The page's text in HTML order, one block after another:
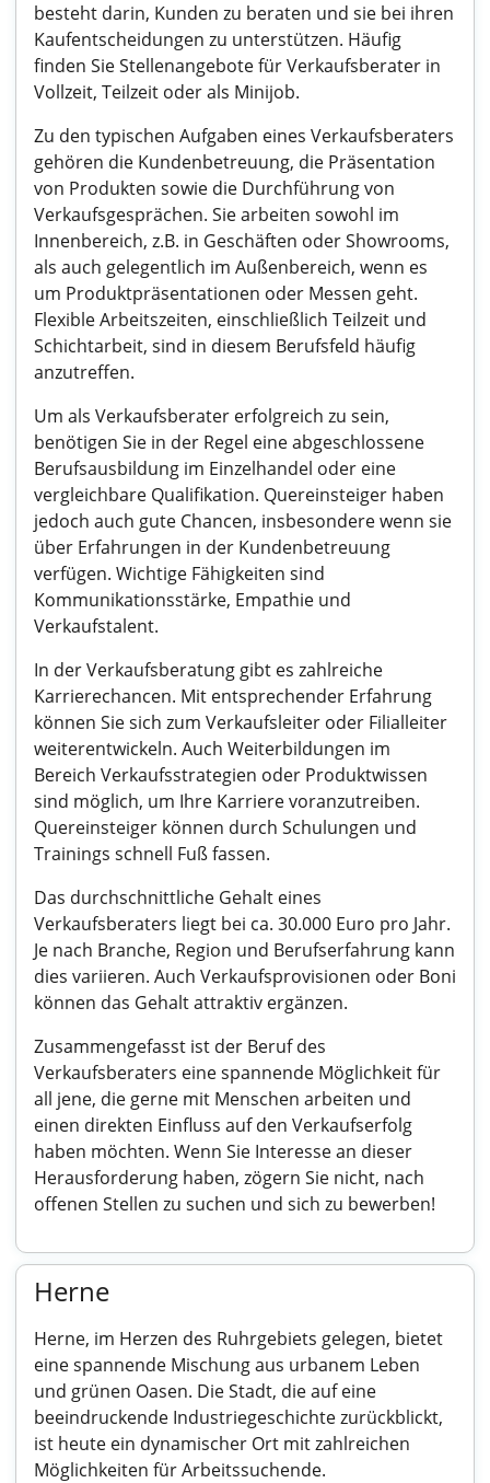
besteht darin, Kunden zu beraten und sie bei ihren
Kaufentscheidungen zu unterstützen. Häufig
finden Sie Stellenangebote für Verkaufsberater in
Vollzeit, Teilzeit oder als Minijob.
Zu den typischen Aufgaben eines Verkaufsberaters
gehören die Kundenbetreuung, die Präsentation
von Produkten sowie die Durchführung von
Verkaufsgesprächen. Sie arbeiten sowohl im
Innenbereich, z.B. in Geschäften oder Showrooms,
als auch gelegentlich im Außenbereich, wenn es
um Produktpräsentationen oder Messen geht.
Flexible Arbeitszeiten, einschließlich Teilzeit und
Schichtarbeit, sind in diesem Berufsfeld häufig
anzutreffen.
Um als Verkaufsberater erfolgreich zu sein,
benötigen Sie in der Regel eine abgeschlossene
Berufsausbildung im Einzelhandel oder eine
vergleichbare Qualifikation. Quereinsteiger haben
jedoch auch gute Chancen, insbesondere wenn sie
über Erfahrungen in der Kundenbetreuung
verfügen. Wichtige Fähigkeiten sind
Kommunikationsstärke, Empathie und
Verkaufstalent.
In der Verkaufsberatung gibt es zahlreiche
Karrierechancen. Mit entsprechender Erfahrung
können Sie sich zum Verkaufsleiter oder Filialleiter
weiterentwickeln. Auch Weiterbildungen im
Bereich Verkaufsstrategien oder Produktwissen
sind möglich, um Ihre Karriere voranzutreiben.
Quereinsteiger können durch Schulungen und
Trainings schnell Fuß fassen.
Das durchschnittliche Gehalt eines
Verkaufsberaters liegt bei ca. 30.000 Euro pro Jahr.
Je nach Branche, Region und Berufserfahrung kann
dies variieren. Auch Verkaufsprovisionen oder Boni
können das Gehalt attraktiv ergänzen.
Zusammengefasst ist der Beruf des
Verkaufsberaters eine spannende Möglichkeit für
all jene, die gerne mit Menschen arbeiten und
einen direkten Einfluss auf den Verkaufserfolg
haben möchten. Wenn Sie Interesse an dieser
Herausforderung haben, zögern Sie nicht, nach
offenen Stellen zu suchen und sich zu bewerben!
Herne
Herne, im Herzen des Ruhrgebiets gelegen, bietet
eine spannende Mischung aus urbanem Leben
und grünen Oasen. Die Stadt, die auf eine
beeindruckende Industriegeschichte zurückblickt,
ist heute ein dynamischer Ort mit zahlreichen
Möglichkeiten für Arbeitssuchende.